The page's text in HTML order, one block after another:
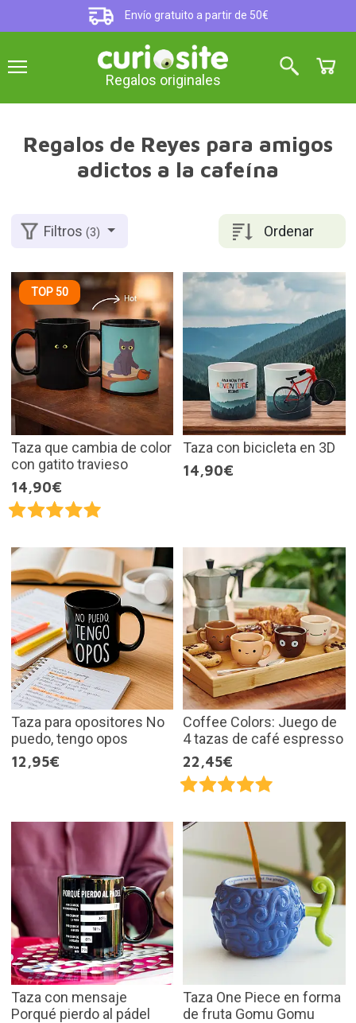
Envío gratuito a partir de 50€
Regalos originales
Regalos de Reyes para amigos
adictos a la cafeína
Ordenar
Filtros(3)
TOP 50
Taza que cambia de color
con gatito travieso
14,90€
Taza con bicicleta en 3D
14,90€
Taza para opositores No
puedo, tengo opos
12,95€
Coffee Colors: Juego de
4 tazas de café espresso
22,45€
Taza con mensaje
Porqué pierdo al pádel
Taza One Piece en forma
de fruta Gomu Gomu